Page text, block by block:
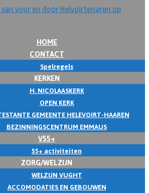
HOME
CONTACT
Spelregels
KERKEN
H. NICOLAASKERK
OPEN KERK
GEMEENTE HELEVOIRT-HAAREN
BEZINNINGSCENTRUM EMMAUS
V55+
55+ activiteiten
ZORG/WELZIJN
WELZIJN VUGHT
ACCOMODATIES EN GEBOUWEN